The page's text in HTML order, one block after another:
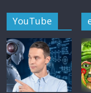
YouTube